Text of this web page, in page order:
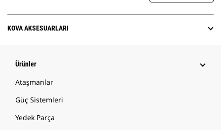
KOVA AKSESUARLARI
Ürünler
Ataşmanlar
Güç Sistemleri
Yedek Parça